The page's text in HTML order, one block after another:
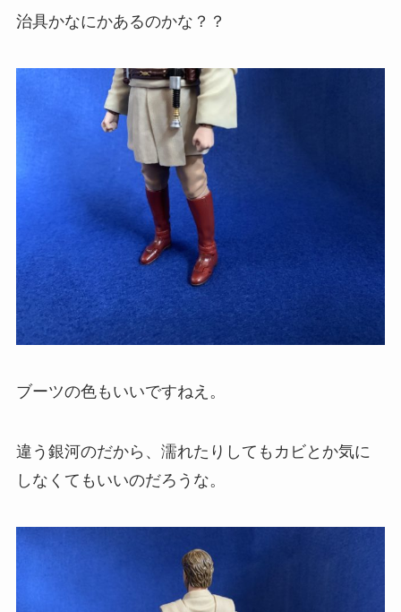
治具かなにかあるのかな？？
ブーツの色もいいですねえ。
違う銀河のだから、濡れたりしてもカビとか気に
しなくてもいいのだろうな。